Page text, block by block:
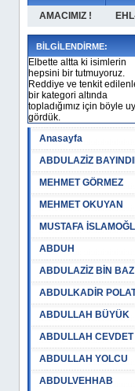
AMACIMIZ !
BİLGİLENDİRME:
Elbette altta ki isimlerin
hepsini bir tutmuyoruz.
Reddiye ve tenkit
bir kategori altında
topladığımız için böyle
gördük.
Anasayfa
ABDULAZİZ
MEHMET GÖRMEZ
MEHMET OKUYAN
MUSTAFA
ABDUH
ABDULAZİZ BİN BAZ
ABDULKADİR
ABDULLAH BÜYÜK
ABDULLAH CEVDET
ABDULLAH YOLCU
ABDULVEHHAB